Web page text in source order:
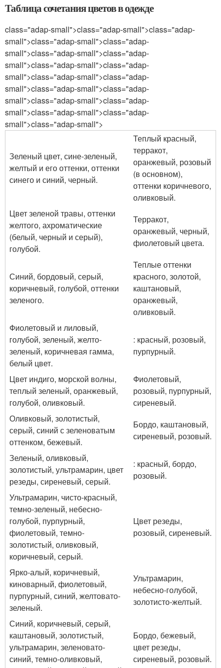
Таблица сочетания цветов в одежде
class="adap-small">class="adap-small">class="adap-
small">class="adap-small">class="adap-
small">class="adap-small">class="adap-
small">class="adap-small">class="adap-
small">class="adap-small">class="adap-
small">class="adap-small">class="adap-
small">class="adap-small">class="adap-
small">class="adap-small">class="adap-
small">class="adap-small">
Зеленый цвет, сине-зеленый,
желтый и его оттенки, оттенки
синего и синий, черный.
Теплый красный,
терракот,
оранжевый, розовый
(в основном),
оттенки коричневого,
оливковый.
Цвет зеленой травы, оттенки
желтого, ахроматические
(белый, черный и серый),
голубой.
Терракот,
оранжевый, черный,
фиолетовый цвета.
Синий, бордовый, серый,
коричневый, голубой, оттенки
зеленого.
Теплые оттенки
красного, золотой,
каштановый,
оранжевый,
оливковый.
Фиолетовый и лиловый,
голубой, зеленый, желто-
зеленый, коричневая гамма,
белый цвет.
: красный, розовый,
пурпурный.
Цвет индиго, морской волны,
теплый зеленый, оранжевый,
голубой, оливковый.
Фиолетовый,
розовый, пурпурный,
сиреневый.
Оливковый, золотистый,
серый, синий с зеленоватым
оттенком, бежевый.
Бордо, каштановый,
сиреневый, розовый.
Зеленый, оливковый,
золотистый, ультрамарин, цвет
резеды, сиреневый, серый.
: красный, бордо,
розовый.
Ультрамарин, чисто-красный,
темно-зеленый, небесно-
голубой, пурпурный,
фиолетовый, темно-
золотистый, оливковый,
коричневый, серый.
Цвет резеды,
розовый, сиреневый.
Ярко-алый, коричневый,
киноварный, фиолетовый,
пурпурный, синий, желтовато-
зеленый.
Ультрамарин,
небесно-голубой,
золотисто-желтый.
Синий, коричневый, серый,
каштановый, золотистый,
ультрамарин, зеленовато-
синий, темно-оливковый,
Бордо, бежевый,
цвет резеды,
сиреневый, розовый.